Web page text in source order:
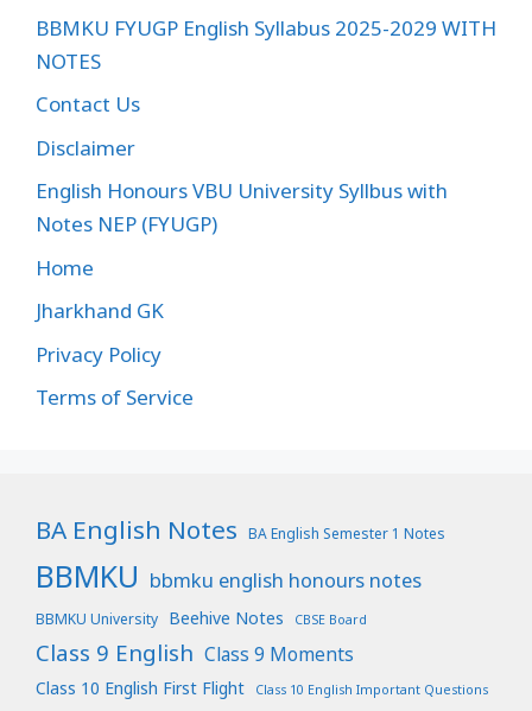
BBMKU FYUGP English Syllabus 2025-2029 WITH
NOTES
Contact Us
Disclaimer
English Honours VBU University Syllbus with
Notes NEP (FYUGP)
Home
Jharkhand GK
Privacy Policy
Terms of Service
BA English Notes BA English Semester 1 Notes
BBMKU bbmku english honours notes
BBMKU University Beehive Notes CBSE Board
Class 9 English Class 9 Moments
Class 10 English First Flight Class 10 English Important Questions